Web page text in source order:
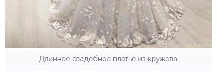
Длинное свадебное платье из кружева.